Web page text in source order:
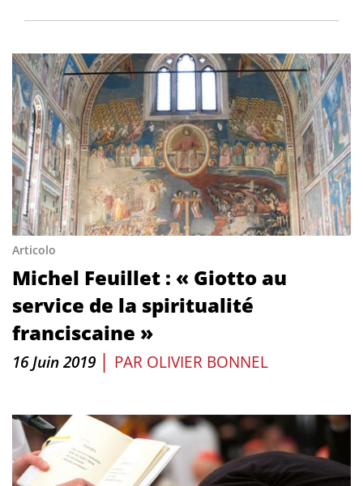
Articolo
Michel Feuillet : « Giotto au
service de la spiritualité
franciscaine »
16 Juin 2019 | PAR OLIVIER BONNEL